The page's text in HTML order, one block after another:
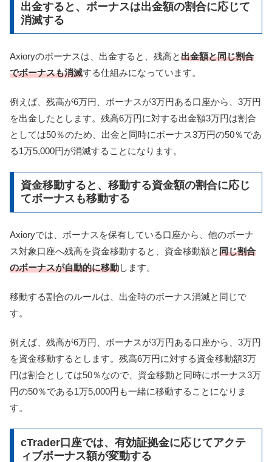
出金すると、ボーナスは出金額の割合に応じて
消滅する
Axioryのボーナスは、出金すると、残高と出金額と同じ割合
でボーナスも消滅する仕組みになっています。
例えば、残高が6万円、ボーナスが3万円ある口座から、3万円
を出金したとします。残高6万円に対する出金額3万円は割合
としては50％のため、出金と同時にボーナス3万円の50％であ
る1万5,000円が消滅することになります。
資金移動すると、移動する資金額の割合に応じ
てボーナスも移動する
Axioryでは、ボーナスを保有している口座から、他のボーナ
ス対象口座へ残高を資金移動すると、資金移動額と同じ割合
のボーナスが自動的に移動します。
移動する割合のルールは、出金時のボーナス消滅と同じで
す。
例えば、残高が6万円、ボーナスが3万円ある口座から、3万円
を資金移動するとします。残高6万円に対する資金移動額3万
円は割合としては50％なので、資金移動と同時にボーナス3万
円の50％である1万5,000円も一緒に移動することになりま
す。
cTrader口座では、有効証拠金に応じてアクテ
ィブボーナス額が変動する